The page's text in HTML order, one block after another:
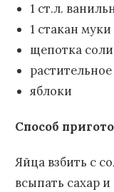
1 ст.л.
1 стакан муки
щепотка соли
яблоки
Способ
Яйца взбить с
всыпать сахар